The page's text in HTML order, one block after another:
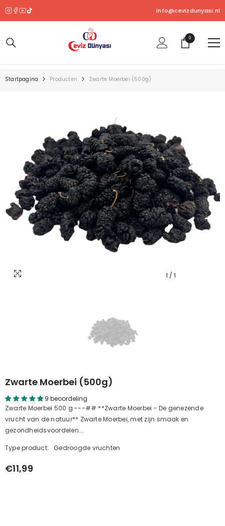
info@cevizdunyasi.nl
00
product
Startpagina Producten Zwarte Moerbei (500g)
1 / 1
Zwarte Moerbei (500g)
9 beoordeling
Zwarte Moerbei 500 g ---## **Zwarte Moerbei - De genezende
vrucht van de natuur** Zwarte Moerbei, met zijn smaak en
gezondheidsvoordelen...
Type product: Gedroogde vruchten
€11,99